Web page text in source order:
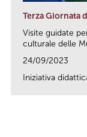
Terza Giornata
Visite guidate
culturale delle
24/09/2023
Iniziativa